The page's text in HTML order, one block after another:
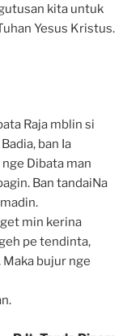
kita untuk
Yesus Kristus.
Raja mblin si
ban Ia
Dibata man
Ban tandaiNa
min kerina
pe tendinta,
Maka bujur nge